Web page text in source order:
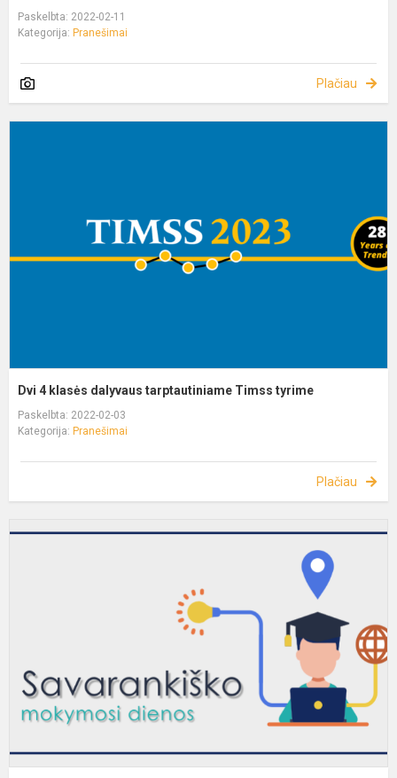
Paskelbta: 2022-02-11
Kategorija: Pranešimai
Plačiau
Dvi 4 klasės dalyvaus tarptautiniame Timss tyrime
Paskelbta: 2022-02-03
Kategorija: Pranešimai
Plačiau